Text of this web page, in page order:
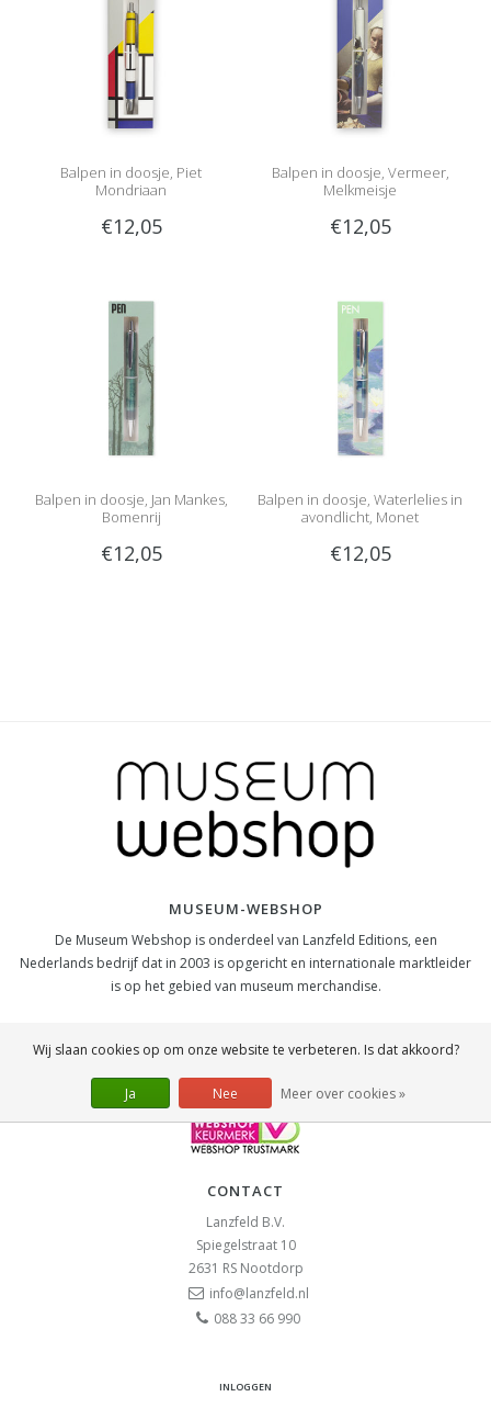
Balpen in doosje, Piet
Mondriaan
€12,05
Balpen in doosje, Vermeer,
Melkmeisje
€12,05
Balpen in doosje, Jan Mankes,
Bomenrij
€12,05
Balpen in doosje, Waterlelies in
avondlicht, Monet
€12,05
MUSEUM-WEBSHOP
De Museum Webshop is onderdeel van Lanzfeld Editions, een
Nederlands bedrijf dat in 2003 is opgericht en internationale marktleider
is op het gebied van museum merchandise.
CONTACT
Lanzfeld B.V.
Spiegelstraat 10
2631 RS Nootdorp
info@lanzfeld.nl
088 33 66 990
INLOGGEN
Wij slaan cookies op om onze website te verbeteren. Is dat akkoord?
Ja Nee Meer over cookies »